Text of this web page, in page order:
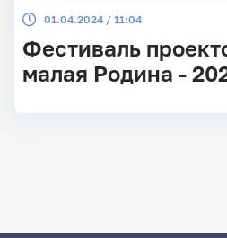
01.04.2024 / 11:04
Фестиваль
малая Родина -